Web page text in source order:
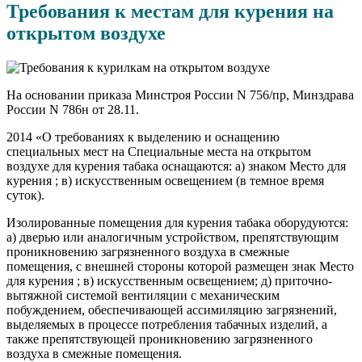
Требования к местам для курения на
открытом воздухе
На основании приказа Минстроя России N 756/пр, Минздрава
России N 786н от 28.11.
2014 «О требованиях к выделению и оснащению
специальных мест на Специальные места на открытом
воздухе для курения табака оснащаются: а) знаком Место для
курения ; в) искусственным освещением (в темное время
суток).
Изолированные помещения для курения табака оборудуются:
а) дверью или аналогичным устройством, препятствующим
проникновению загрязненного воздуха в смежные
помещения, с внешней стороны которой размещен знак Место
для курения ; в) искусственным освещением; д) приточно-
вытяжной системой вентиляции с механическим
побуждением, обеспечивающей ассимиляцию загрязнений,
выделяемых в процессе потребления табачных изделий, а
также препятствующей проникновению загрязненного
воздуха в смежные помещения.